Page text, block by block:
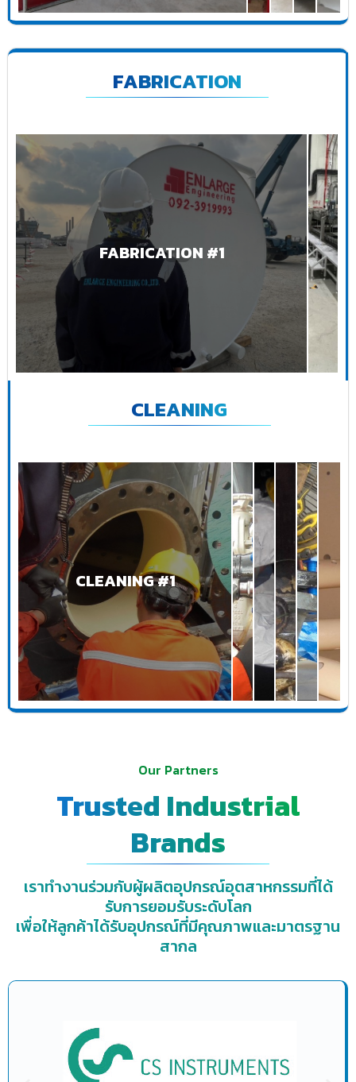
FABRICATION
FABRICATION #1
CLEANING
CLEANING #1
Our Partners
Trusted Industrial
Brands
เราทำงานร่วมกับผู้ผลิตอุปกรณ์อุตสาหกรรมที่ได้
รับการยอมรับระดับโลก
เพื่อให้ลูกค้าได้รับอุปกรณ์ที่มีคุณภาพและมาตรฐาน
สากล